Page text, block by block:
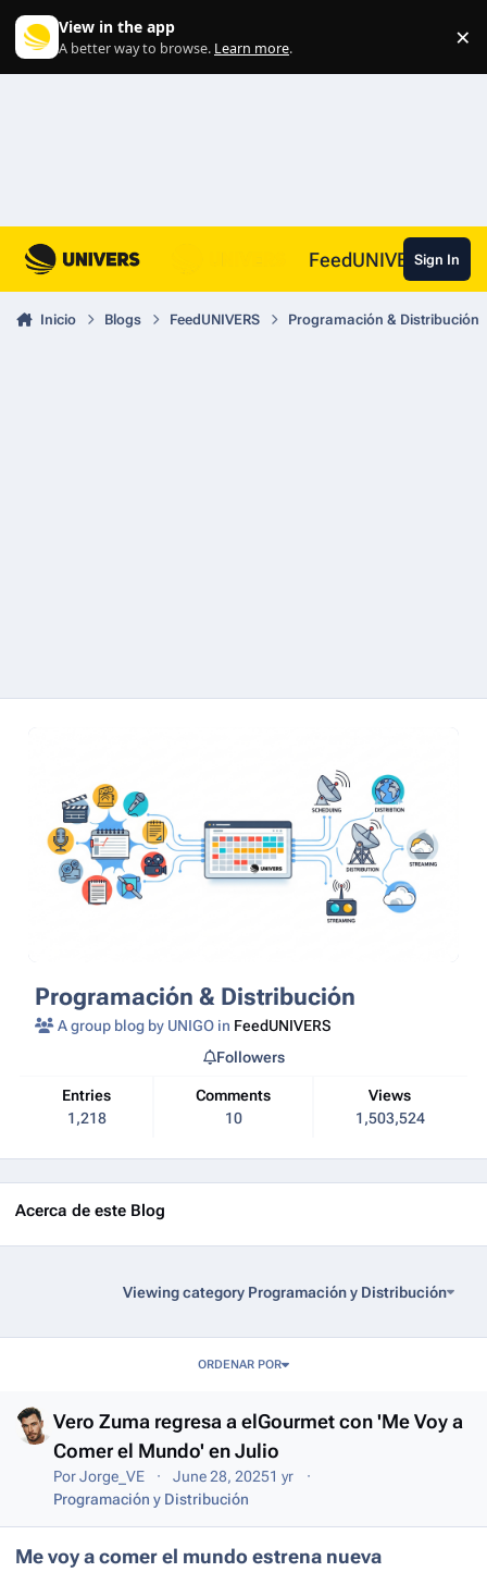
View in the app
A better way to browse. Learn more. ×
FeedUNIVERSSign In
Inicio Blogs FeedUNIVERS Programación & Distribución
Programación & Distribución
A group blog by UNIGO in FeedUNIVERS
Entries
1,218
Comments
10
Views
1,503,524
Followers
Acerca de este Blog
Viewing category Programación y Distribución
ORDENAR POR
Vero Zuma regresa a elGourmet con 'Me Voy a
Comer el Mundo' en Julio
PorJorge_VE June 28, 20251 yr
Programación y Distribución
Me voy a comer el mundo estrena nueva